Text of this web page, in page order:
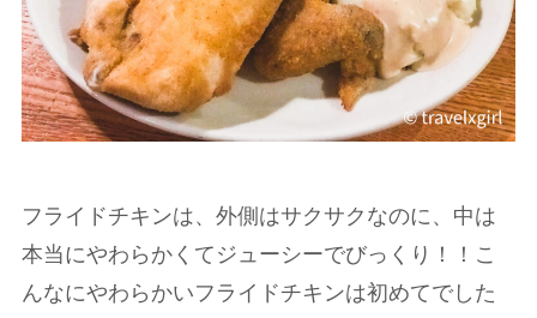
フライドチキンは、外側はサクサクなのに、中は
本当にやわらかくてジューシーでびっくり！！こ
んなにやわらかいフライドチキンは初めてでした